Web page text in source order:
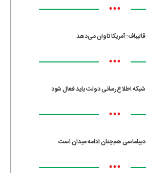
•••
قالیباف: آمریکا تاوان می‌دهد
•••
شبکه اطلاع‌رسانی دولت باید فعال شود
•••
دیپلماسی هم‌چنان ادامه میدان است
•••